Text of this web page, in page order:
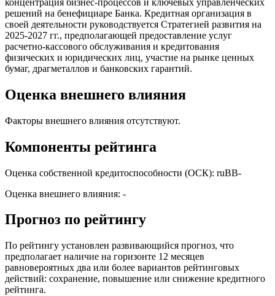
решений на бенефициаре Банка. Кредитная организация в
своей деятельности руководствуется Стратегией развития на
2025-2027 гг., предполагающей предоставление услуг
расчетно-кассового обслуживания и кредитования
физических и юридических лиц, участие на рынке ценных
бумаг, драгметаллов и банковских гарантий.
Оценка внешнего влияния
Факторы внешнего влияния отсутствуют.
Компоненты рейтинга
Оценка собственной кредитоспособности (ОСК): ruBB-
Оценка внешнего влияния: -
Прогноз по рейтингу
По рейтингу установлен развивающийся прогноз, что
предполагает наличие на горизонте 12 месяцев
равновероятных два или более вариантов рейтинговых
действий: сохранение, повышение или снижение кредитного
рейтинга.